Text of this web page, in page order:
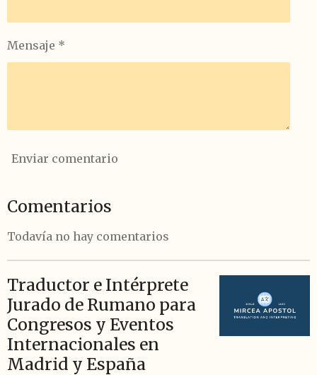
Mensaje *
Enviar comentario
Comentarios
Todavía no hay comentarios
Traductor e Intérprete
Jurado de Rumano para
Congresos y Eventos
Internacionales en
Madrid y España